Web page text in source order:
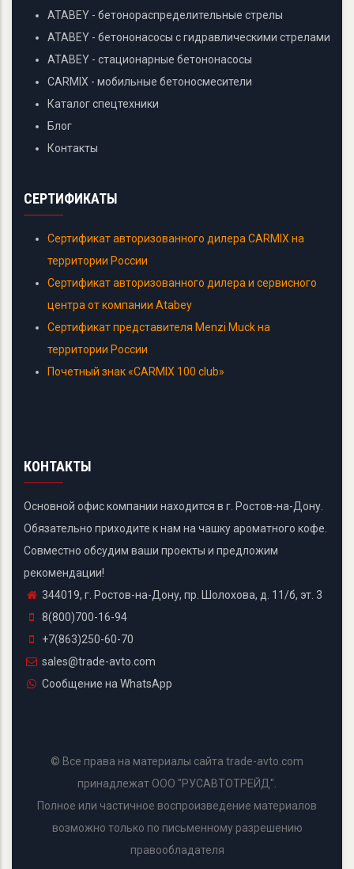
ATABEY - бетонораспределительные стрелы
ATABEY - бетононасосы с гидравлическими стрелами
ATABEY - стационарные бетононасосы
CARMIX - мобильные бетоносмесители
Каталог спецтехники
Блог
Контакты
СЕРТИФИКАТЫ
Сертификат авторизованного дилера CARMIX на
территории России
Сертификат авторизованного дилера и сервисного
центра от компании Atabey
Сертификат представителя Menzi Muck на
территории России
Почетный знак «CARMIX 100 club»
КОНТАКТЫ
Основной офис компании находится в г. Ростов-на-Дону.
Обязательно приходите к нам на чашку ароматного кофе.
Совместно обсудим ваши проекты и предложим
рекомендации!
344019, г. Ростов-на-Дону, пр. Шолохова, д. 11/б, эт. 3
8(800)700-16-94
+7(863)250-60-70
sales@trade-avto.com
Сообщение на WhatsApp
© Все права на материалы сайта trade-avto.com
принадлежат ООО "РУСАВТОТРЕЙД".
Полное или частичное воспроизведение материалов
возможно только по письменному разрешению
правообладателя